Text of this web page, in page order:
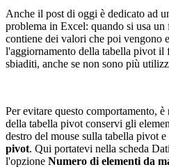
Anche il post di oggi è dedicato ad
problema in Excel: quando si usa
contiene dei valori che poi vengono
l'aggiornamento della tabella pivot il
sbiaditi, anche se non sono più
Per evitare questo comportamento,
della tabella pivot conservi gli
destro del mouse sulla tabella pivot e
pivot. Qui portatevi nella scheda
l'opzione Numero di elementi da